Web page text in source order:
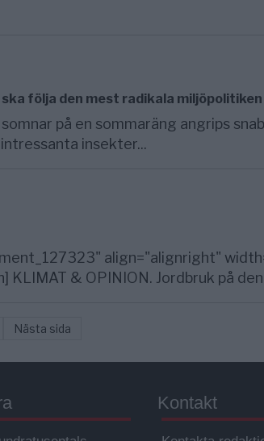
följa den mest radikala miljöpolitiken
på en sommaräng angrips
insekter...
align="alignright"
KLIMAT & OPINION. Jordbruk på
Nästa sida
Kontakt